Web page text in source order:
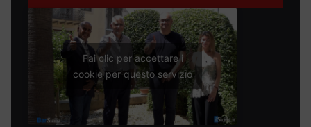
Fai clic per accettare i
cookie per questo servizio